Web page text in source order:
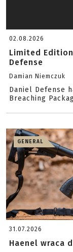
02.08.2026
Limited
Defense
Damian Niemczuk
Daniel Defense
Breaching
GENERAL
31.07.2026
Haenel wraca